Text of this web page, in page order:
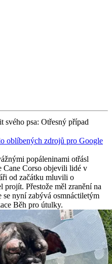
svého psa: Otřesný případ
oblíbených zdrojů pro Google
popáleninami otřásl
Cane Corso objevili lidé v
od začátku mluvili o
projít. Přestože měl zranění na
se nyní zabývá osmnáctiletým
Běh pro útulky.